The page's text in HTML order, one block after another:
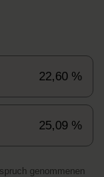
22,60 %
25,09 %
genommenen